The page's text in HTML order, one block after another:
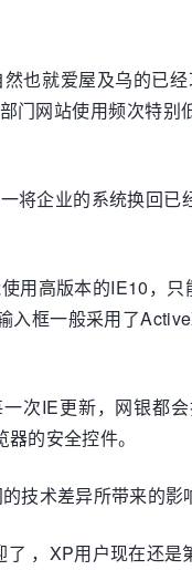
也就爱屋及乌的已
门网站使用频次特别
将企业的系统换回已
用高版本的IE10，
入框一般采用了
次IE更新，网银都
的安全控件。
技术差异所带来的影
，XP用户现在还是